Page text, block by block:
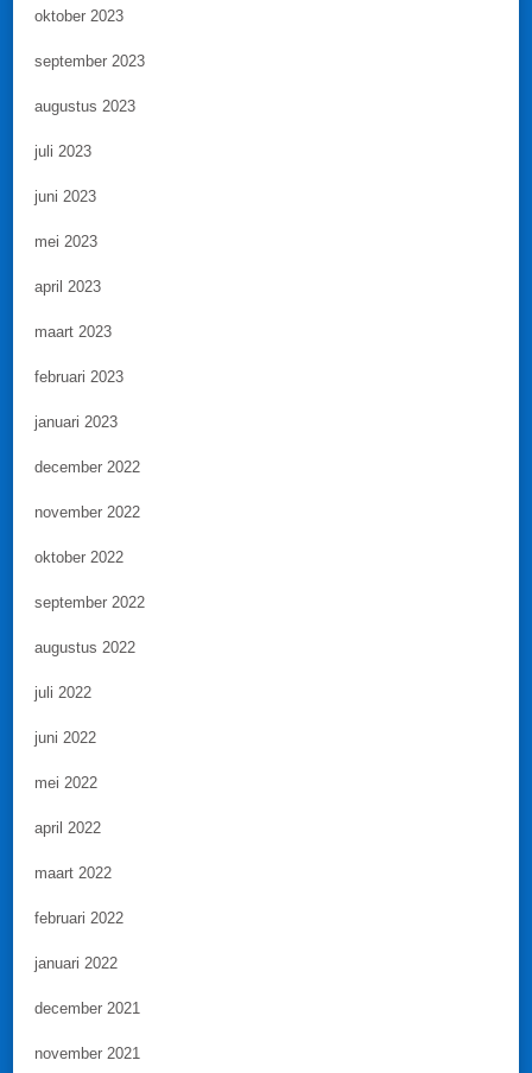
oktober 2023
september 2023
augustus 2023
juli 2023
juni 2023
mei 2023
april 2023
maart 2023
februari 2023
januari 2023
december 2022
november 2022
oktober 2022
september 2022
augustus 2022
juli 2022
juni 2022
mei 2022
april 2022
maart 2022
februari 2022
januari 2022
december 2021
november 2021